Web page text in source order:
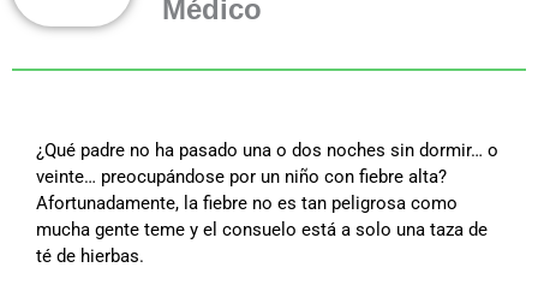
Médico
¿Qué padre no ha pasado una o dos noches sin dormir… o
veinte… preocupándose por un niño con fiebre alta?
Afortunadamente, la fiebre no es tan peligrosa como
mucha gente teme y el consuelo está a solo una taza de
té de hierbas.